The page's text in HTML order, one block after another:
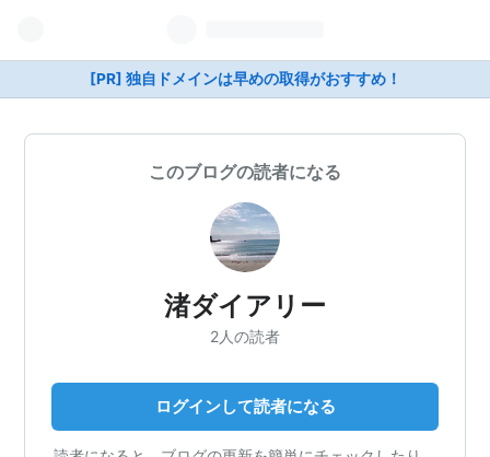
[PR] 独自ドメインは早めの取得がおすすめ！
このブログの読者になる
渚ダイアリー
2人の読者
ログインして読者になる